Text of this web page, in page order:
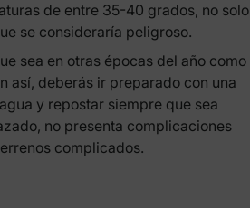
de entre 35-40 grados, no solo
se consideraría peligroso.
sea en otras épocas del año como
así, deberás ir preparado con una
y repostar siempre que sea
no presenta complicaciones
complicados.